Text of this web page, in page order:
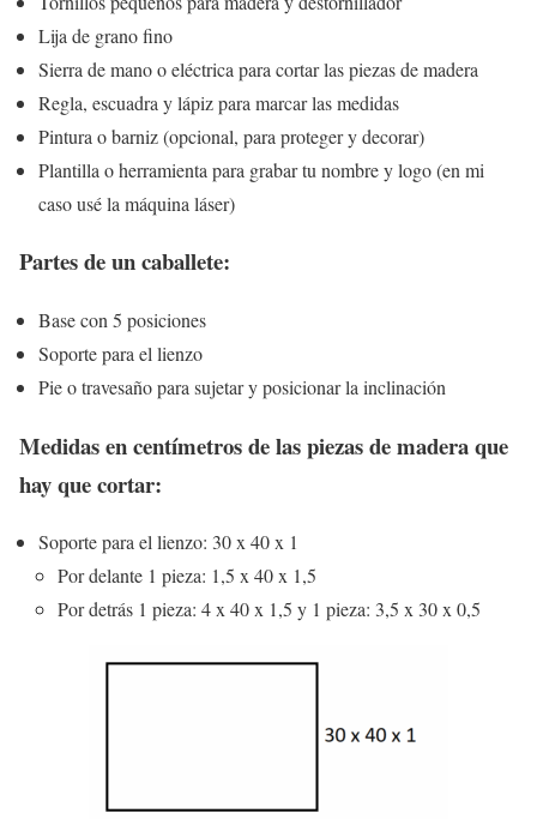
Lija de grano fino
Sierra de mano o eléctrica para cortar las piezas de madera
Regla, escuadra y lápiz para marcar las medidas
Pintura o barniz (opcional, para proteger y decorar)
Plantilla o herramienta para grabar tu nombre y logo (en mi
caso usé la máquina láser)
Partes de un caballete:
Base con 5 posiciones
Soporte para el lienzo
Pie o travesaño para sujetar y posicionar la inclinación
Medidas en centímetros de las piezas de madera que
hay que cortar:
Soporte para el lienzo: 30 x 40 x 1
Por delante 1 pieza: 1,5 x 40 x 1,5
Por detrás 1 pieza: 4 x 40 x 1,5 y 1 pieza: 3,5 x 30 x 0,5